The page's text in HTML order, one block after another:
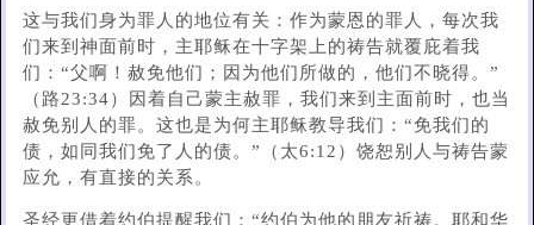
这与我们身为罪人的地位有关：作为蒙恩的罪人，每次我
们来到神面前时，主耶稣在十字架上的祷告就覆庇着我
们：“父啊！赦免他们；因为他们所做的，他们不晓得。”
（路23:34）因着自己蒙主赦罪，我们来到主面前时，也当
赦免别人的罪。这也是为何主耶稣教导我们：“免我们的
债，如同我们免了人的债。”（太6:12）饶恕别人与祷告蒙
应允，有直接的关系。
圣经更借着约伯提醒我们：“约伯为他的朋友祈祷。耶和华